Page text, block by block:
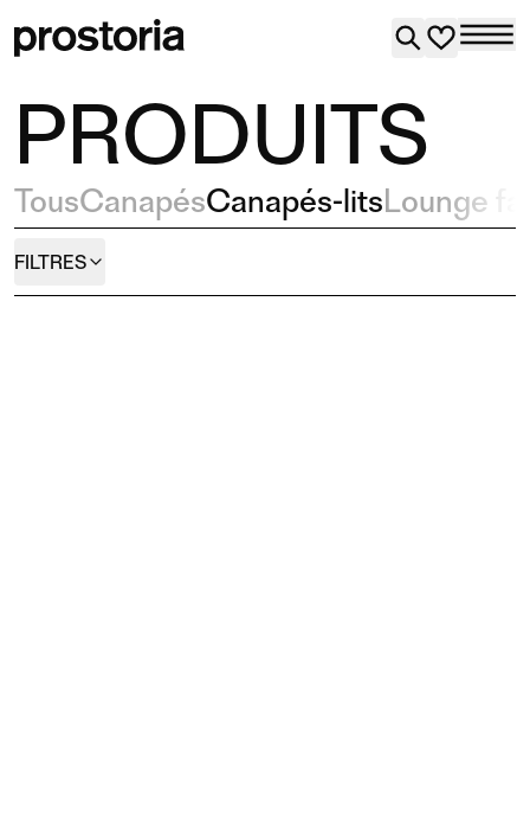
PRODUITS
TousCanapésCanapés-litsLounge
FILTRES